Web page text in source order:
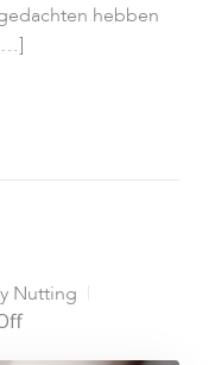
hebben
Nutting
on Wat wil je nu echt?